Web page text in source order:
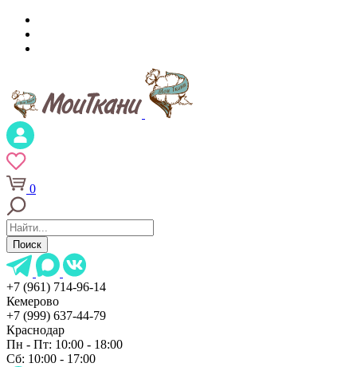
0
Поиск
+7 (961) 714-96-14
Кемерово
+7 (999) 637-44-79
Краснодар
Пн - Пт: 10:00 - 18:00
Сб: 10:00 - 17:00